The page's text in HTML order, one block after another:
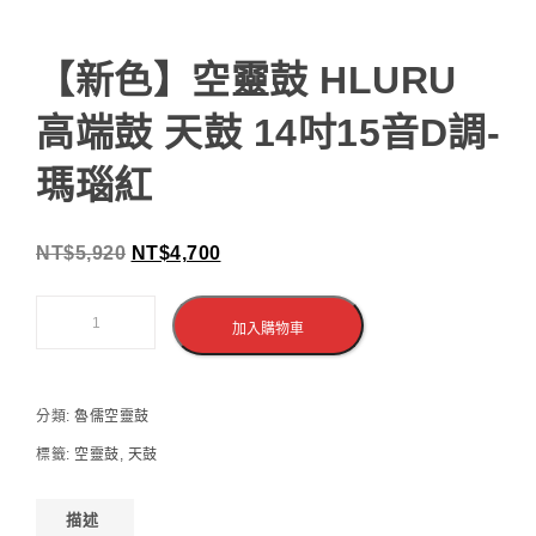
【新色】空靈鼓 HLURU
高端鼓 天鼓 14吋15音D調-
瑪瑙紅
NT$5,920 NT$4,700
加入購物車
分類: 魯儒空靈鼓
標籤: 空靈鼓, 天鼓
描述